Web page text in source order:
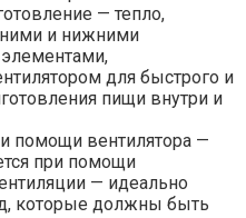
— тепло,
и нижними
для быстрого и
пищи внутри и
помощи вентилятора —
при помощи
— идеально
которые должны быть